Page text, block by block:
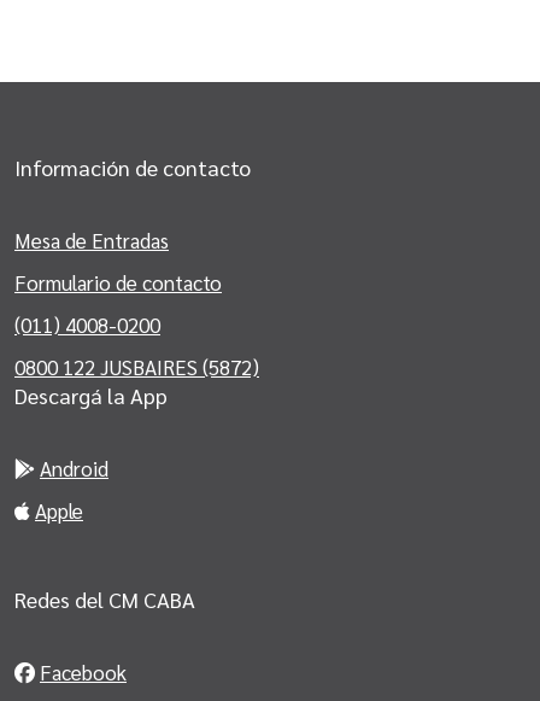
Información de contacto
Mesa de Entradas
Formulario de contacto
(011) 4008-0200
0800 122 JUSBAIRES (5872)
Descargá la App
Android
Apple
Redes del CM CABA
Facebook